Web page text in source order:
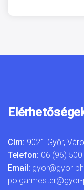
Cím: 9021 Győr,
Telefon: 06 (96)
Email: gyor@gyor-
polgarmester@gyor-